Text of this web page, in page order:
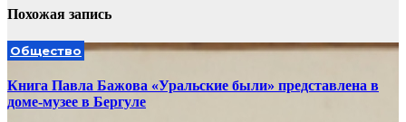
Похожая запись
Общество
Книга Павла Бажова «Уральские были» представлена в
доме-музее в Бергуле